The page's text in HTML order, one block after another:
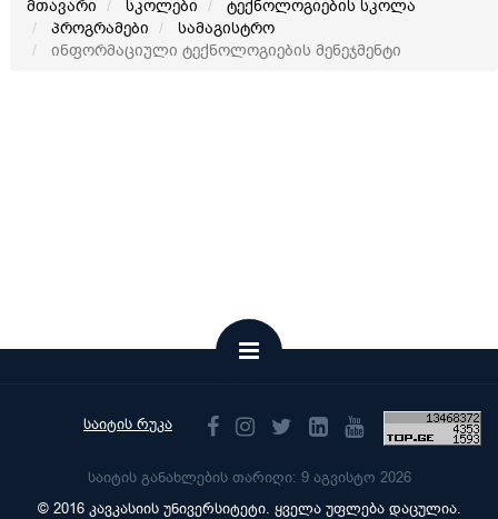
მთავარი სკოლები
ტექნოლოგიების სკოლა
პროგრამები
სამაგისტრო
ინფორმაციული ტექნოლოგიების მენეჯმენტი
საიტის რუკა
საიტის განახლების თარიღი: 9 აგვისტო 2026
© 2016 კავკასიის უნივერსიტეტი. ყველა უფლება დაცულია.